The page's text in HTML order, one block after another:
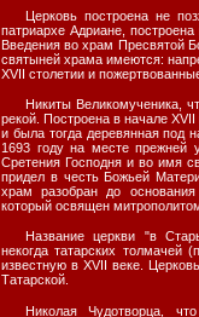
Церковь построена не
патриархе Адриане,
Введения во храм Пресвятой
святыней храма имеются:
XVII столетии и
Никиты Великомученика,
рекой. Построена в начале
и была тогда деревянная под
1693 году на месте прежней
Сретения Господня и во имя
придел в честь Божьей
храм разобран до
который освящен
Название церкви "в
некогда татарских толмачей
известную в XVII веке.
Татарской.
Николая Чудотворца,